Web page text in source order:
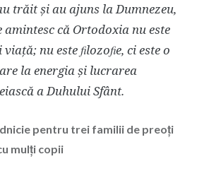
trăit și au ajuns la Dumnezeu,
amintesc că Ortodoxia nu este
viață; nu este ﬁlozoﬁe, ci este o
la energia și lucrarea
a Duhului Sfânt.
pentru trei familii de preoți
mulți copii